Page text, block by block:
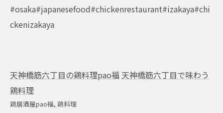
#osaka#japanesefood#chickenrestaurant#izakaya#chi
ckenizakaya
天神橋筋六丁目の鶏料理pao福 天神橋筋六丁目で味わう
鶏料理
鶏居酒屋pao福 鶏料理